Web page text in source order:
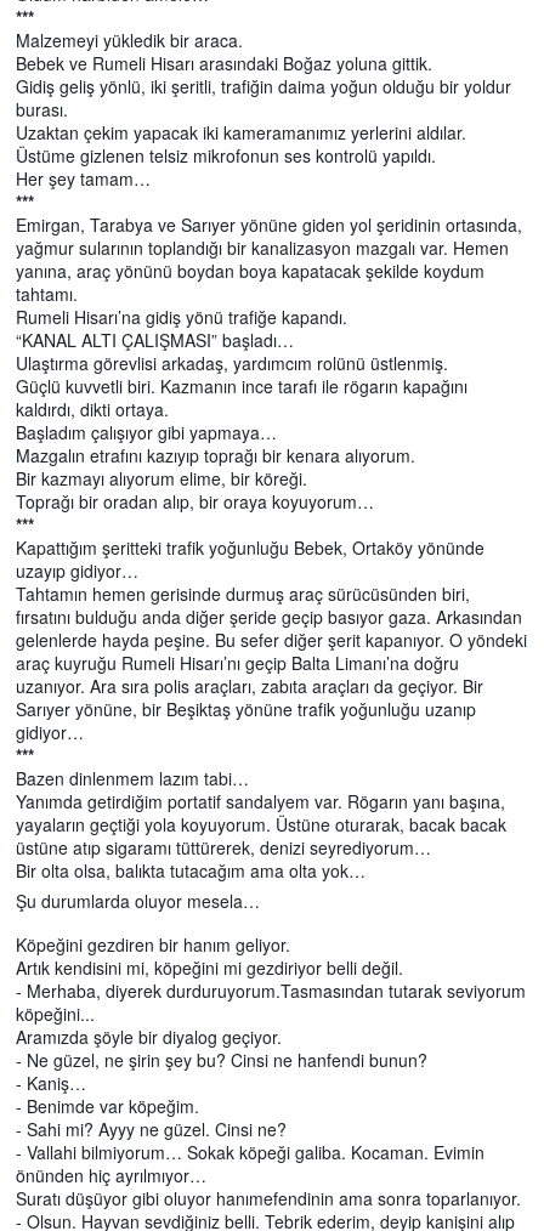
***
Malzemeyi yükledik bir araca.
Bebek ve Rumeli Hisarı arasındaki Boğaz yoluna gittik.
Gidiş geliş yönlü, iki şeritli, trafiğin daima yoğun olduğu bir yoldur
burası.
Uzaktan çekim yapacak iki kameramanımız yerlerini aldılar.
Üstüme gizlenen telsiz mikrofonun ses kontrolü yapıldı.
Her şey tamam…
***
Emirgan, Tarabya ve Sarıyer yönüne giden yol şeridinin ortasında,
yağmur sularının toplandığı bir kanalizasyon mazgalı var. Hemen
yanına, araç yönünü boydan boya kapatacak şekilde koydum
tahtamı.
Rumeli Hisarı’na gidiş yönü trafiğe kapandı.
“KANAL ALTI ÇALIŞMASI” başladı…
Ulaştırma görevlisi arkadaş, yardımcım rolünü üstlenmiş.
Güçlü kuvvetli biri. Kazmanın ince tarafı ile rögarın kapağını
kaldırdı, dikti ortaya.
Başladım çalışıyor gibi yapmaya…
Mazgalın etrafını kazıyıp toprağı bir kenara alıyorum.
Bir kazmayı alıyorum elime, bir köreği.
Toprağı bir oradan alıp, bir oraya koyuyorum…
***
Kapattığım şeritteki trafik yoğunluğu Bebek, Ortaköy yönünde
uzayıp gidiyor…
Tahtamın hemen gerisinde durmuş araç sürücüsünden biri,
fırsatını bulduğu anda diğer şeride geçip basıyor gaza. Arkasından
gelenlerde hayda peşine. Bu sefer diğer şerit kapanıyor. O yöndeki
araç kuyruğu Rumeli Hisarı’nı geçip Balta Limanı’na doğru
uzanıyor. Ara sıra polis araçları, zabıta araçları da geçiyor. Bir
Sarıyer yönüne, bir Beşiktaş yönüne trafik yoğunluğu uzanıp
gidiyor…
***
Bazen dinlenmem lazım tabi…
Yanımda getirdiğim portatif sandalyem var. Rögarın yanı başına,
yayaların geçtiği yola koyuyorum. Üstüne oturarak, bacak bacak
üstüne atıp sigaramı tüttürerek, denizi seyrediyorum…
Bir olta olsa, balıkta tutacağım ama olta yok…
Şu durumlarda oluyor mesela…
Köpeğini gezdiren bir hanım geliyor.
Artık kendisini mi, köpeğini mi gezdiriyor belli değil.
- Merhaba, diyerek durduruyorum.Tasmasından tutarak seviyorum
köpeğini...
Aramızda şöyle bir diyalog geçiyor.
- Ne güzel, ne şirin şey bu? Cinsi ne hanfendi bunun?
- Kaniş…
- Benimde var köpeğim.
- Sahi mi? Ayyy ne güzel. Cinsi ne?
- Vallahi bilmiyorum… Sokak köpeği galiba. Kocaman. Evimin
önünden hiç ayrılmıyor…
Suratı düşüyor gibi oluyor hanımefendinin ama sonra toparlanıyor.
- Olsun. Hayvan sevdiğiniz belli. Tebrik ederim, deyip kanişini alıp